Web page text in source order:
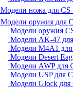
Модели ножа для CS
Модели оружия для
Модели оружия
Модели AK-47
Модели M4A1 для
Модели Desert
Модели AWP для
Модели USP для
Модели Glock для